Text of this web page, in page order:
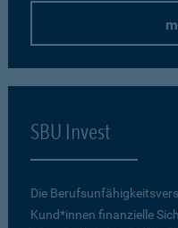
SBU Invest
Die
Kund*innen finanzielle